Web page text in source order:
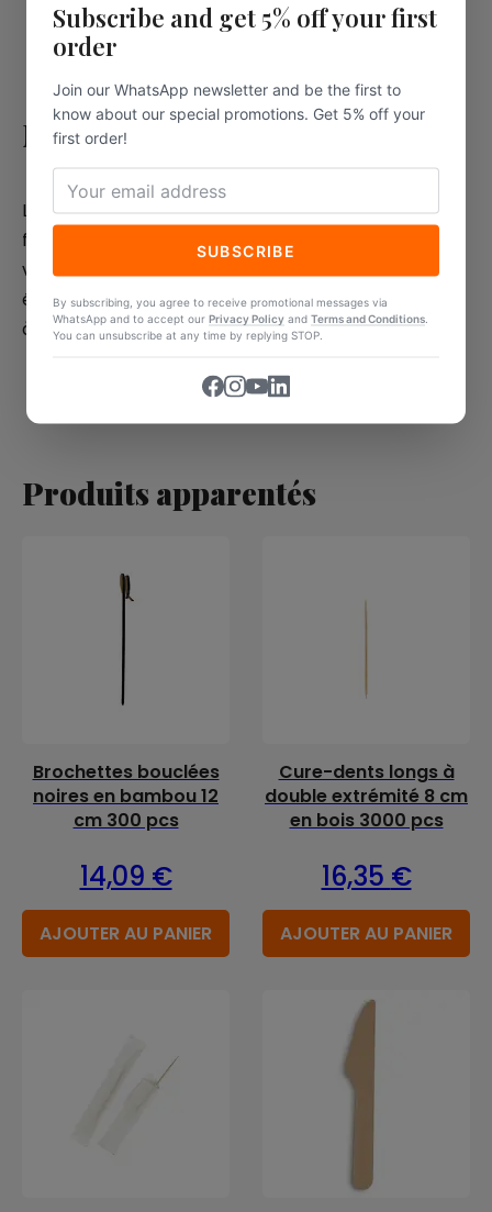
couleur naturelle ;
résistant aux températures élevées.
Matériaux
Les bâtonnets en bambou natura 9 cm sont
fabriqués à partir de matières premières d’origine
végétale et sont biodégradables. Ils conviennent
également au contact alimentaire, conformément
à toutes les réglementations italiennes en vigueur.
Produits apparentés
Brochettes bouclées
noires en bambou 12
cm 300 pcs
14,09 €
AJOUTER AU PANIER
Cure-dents longs à
double extrémité 8 cm
en bois 3000 pcs
16,35 €
AJOUTER AU PANIER
Subscribe and get 5% off your first
order
Join our WhatsApp newsletter and be the first to
know about our special promotions. Get 5% off your
first order!
SUBSCRIBE
By subscribing, you agree to receive promotional messages via
WhatsApp and to accept our Privacy Policy and Terms and Conditions
You can unsubscribe at any time by replying STOP.